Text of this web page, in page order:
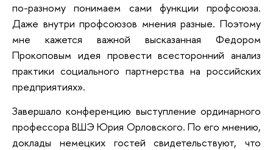
по-разному понимаем сами функции профсоюза.
Даже внутри профсоюзов мнения разные. Поэтому
мне кажется важной высказанная Федором
Прокоповым идея провести всесторонний анализ
практики социального партнерства на российских
предприятиях».
Завершало конференцию выступление ординарного
профессора ВШЭ Юрия Орловского. По его мнению,
доклады немецких гостей свидетельствуют, что